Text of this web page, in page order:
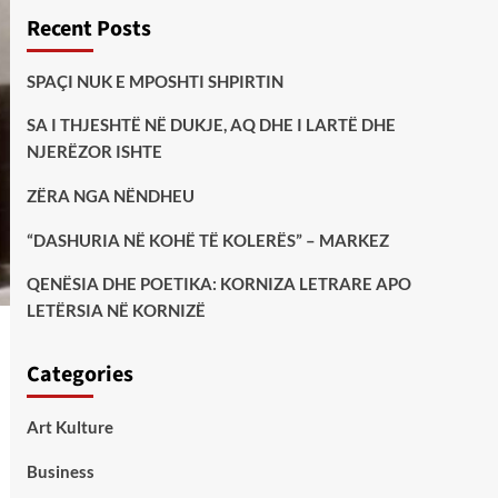
Recent Posts
SPAÇI NUK E MPOSHTI SHPIRTIN
SA I THJESHTË NË DUKJE, AQ DHE I LARTË DHE
NJERËZOR ISHTE
ZËRA NGA NËNDHEU
“DASHURIA NË KOHË TË KOLERËS” – MARKEZ
QENËSIA DHE POETIKA: KORNIZA LETRARE APO
LETËRSIA NË KORNIZË
Categories
Art Kulture
Business